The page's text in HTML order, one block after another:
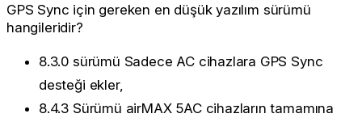
GPS Sync için gereken en düşük yazılım sürümü
hangileridir?
8.3.0 sürümü Sadece AC cihazlara GPS Sync
desteği ekler,
8.4.3 Sürümü airMAX 5AC cihazların tamamına